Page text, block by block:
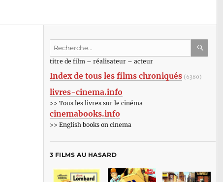
Recherche
:titre de film – réalisateur – acteur
Index de tous les films chroniqués (6380)
livres-cinema.info
>> Tous les livres sur le cinéma
cinemabooks.info
>> English books on cinema
3 FILMS AU HASARD